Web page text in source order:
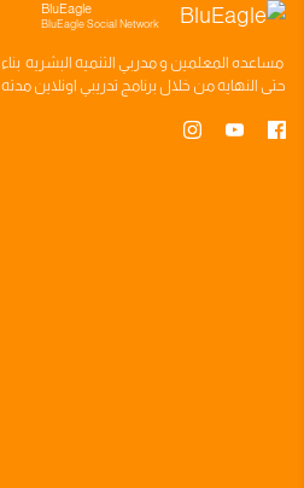
BluEagle
BluEagle Social Network
مساعده المعلمين ومدربي التنميه البشريه بناء
حتى النهايه من خلال برنامج تدريبي اونلاين مدته